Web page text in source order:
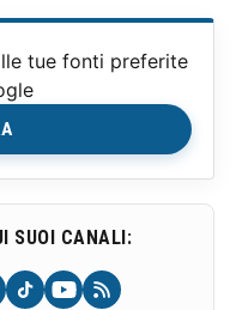
tue fonti preferite
SUOI CANALI: